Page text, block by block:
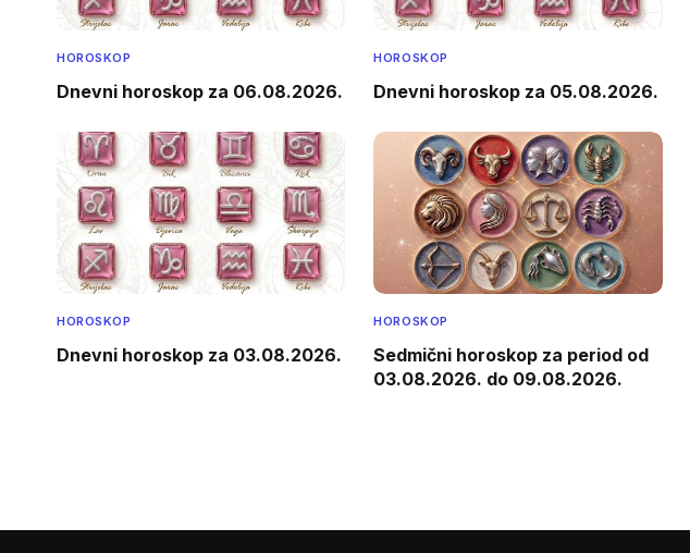
HOROSKOP
Dnevni horoskop za 06.08.2026.
HOROSKOP
Dnevni horoskop za 05.08.2026.
HOROSKOP
Dnevni horoskop za 03.08.2026.
HOROSKOP
Sedmični horoskop za period od
03.08.2026. do 09.08.2026.